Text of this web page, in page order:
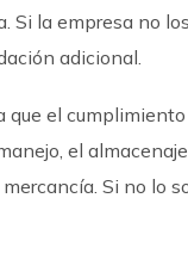
la empresa no
adicional.
el
el
Si no lo